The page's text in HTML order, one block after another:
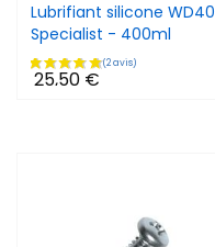
Lubrifiant silicone WD40
Specialist - 400ml
25,50 €